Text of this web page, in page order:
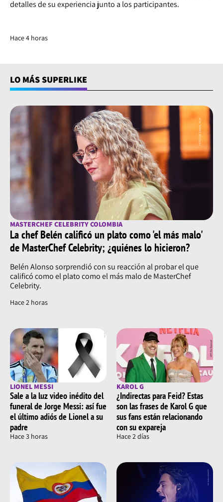
detalles de su experiencia junto a los participantes.
Hace 4 horas
LO MÁS SUPERLIKE
MASTERCHEF CELEBRITY COLOMBIA
La chef Belén calificó un plato como 'el más malo'
de MasterChef Celebrity; ¿quiénes lo hicieron?
Belén Alonso sorprendió con su reacción al probar el que
calificó como el plato como el más malo de MasterChef
Celebrity.
Hace 2 horas
LIONEL MESSI
Sale a la luz video inédito del
funeral de Jorge Messi: así fue
el último adiós de Lionel a su
padre
Hace 3 horas
KAROL G
¿Indirectas para Feid? Estas
son las frases de Karol G que
sus fans están relacionando
con su expareja
Hace 2 días